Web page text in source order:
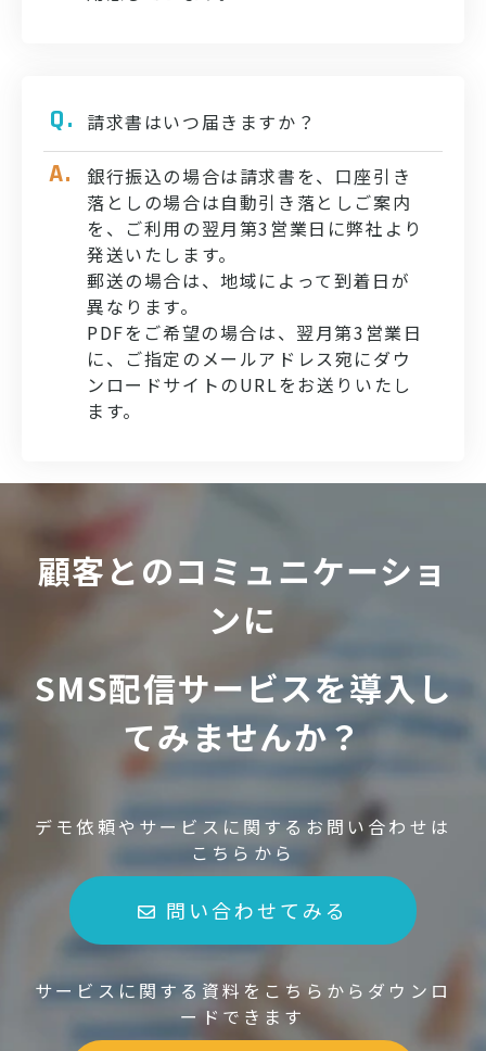
請求書はいつ届きますか？
銀行振込の場合は請求書を、口座引き
落としの場合は自動引き落としご案内
を、ご利用の翌月第3営業日に弊社より
発送いたします。
郵送の場合は、地域によって到着日が
異なります。
PDFをご希望の場合は、翌月第3営業日
に、ご指定のメールアドレス宛にダウ
ンロードサイトのURLをお送りいたし
ます。
顧客とのコミュニケーショ
ンに
SMS配信サービスを導入し
てみませんか？
デモ依頼やサービスに関するお問い合わせは
こちらから
問い合わせてみる
サービスに関する資料をこちらからダウンロ
ードできます